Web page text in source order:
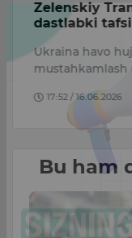
Zelenskiy
dastlabki
Ukraina havo
mustahkamlash
17:52 / 16.06.2026
Bu ham